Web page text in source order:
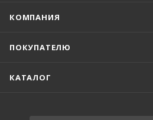
КОМПАНИЯ
ПОКУПАТЕЛЮ
КАТАЛОГ